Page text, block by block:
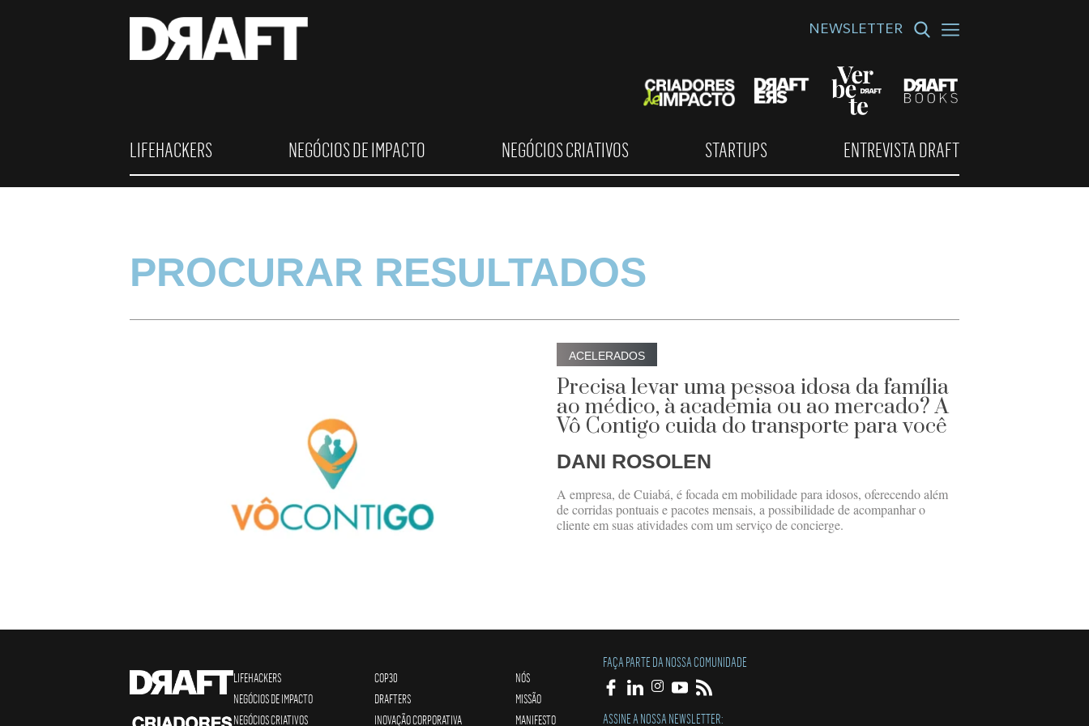
NEWSLETTER
LIFEHACKERS NEGÓCIOS DE IMPACTO NEGÓCIOS CRIATIVOS STARTUPS ENTREVISTA DRAFT
PROCURAR RESULTADOS
ACELERADOS
Precisa levar uma pessoa idosa da família
ao médico, à academia ou ao mercado? A
Vô Contigo cuida do transporte para você
DANI ROSOLEN
A empresa, de Cuiabá, é focada em mobilidade para idosos, oferecendo além
de corridas pontuais e pacotes mensais, a possibilidade de acompanhar o
cliente em suas atividades com um serviço de concierge.
LIFEHACKERS
NEGÓCIOS DE IMPACTO
NEGÓCIOS CRIATIVOS
COP30
DRAFTERS
INOVAÇÃO CORPORATIVA
NÓS
MISSÃO
MANIFESTO
FAÇA PARTE DA NOSSA COMUNIDADE
ASSINE A NOSSA NEWSLETTER: